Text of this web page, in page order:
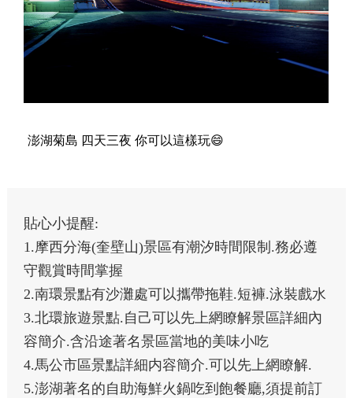
澎湖菊島 四天三夜 你可以這樣玩😄
貼心小提醒:
1.摩西分海(奎壁山)景區有潮汐時間限制.務必遵
守觀賞時間掌握
2.南環景點有沙灘處可以攜帶拖鞋.短褲.泳裝戲水
3.北環旅遊景點.自己可以先上網瞭解景區詳細內
容簡介.含沿途著名景區當地的美味小吃
4.馬公市區景點詳細内容簡介.可以先上網瞭解.
5.澎湖著名的自助海鮮火鍋吃到飽餐廳,須提前訂